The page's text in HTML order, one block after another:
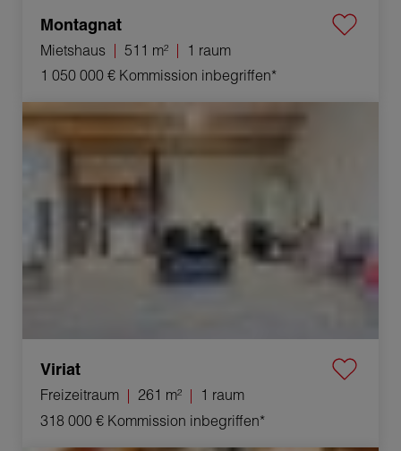
Montagnat
Mietshaus 511 m²
1 raum
1 050 000 € Kommission inbegriffen*
Verkauf Freizeitraum Viriat 1 raum 261 m²
Viriat
Freizeitraum 261 m²
1 raum
318 000 € Kommission inbegriffen*